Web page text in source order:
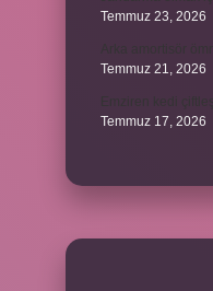
Temmuz 23, 2026
Temmuz 21, 2026
Temmuz 17, 2026